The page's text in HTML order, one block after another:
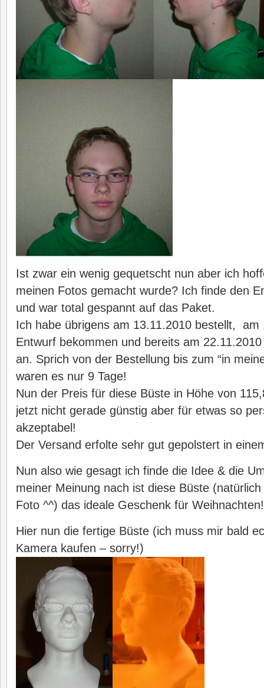
Ist zwar ein wenig gequetscht nun aber ich
meinen Fotos gemacht wurde? Ich finde den
und war total gespannt auf das Paket.
Ich habe übrigens am 13.11.2010 bestellt, am
Entwurf bekommen und bereits am
an. Sprich von der Bestellung bis zum “in
waren es nur 9 Tage!
Nun der Preis für diese Büste in Höhe von
jetzt nicht gerade günstig aber für etwas so
akzeptabel!
Der Versand erfolte sehr gut gepolstert in
Nun also wie gesagt ich finde die Idee & die
meiner Meinung nach ist diese Büste
Foto ^^) das ideale Geschenk für
Hier nun die fertige Büste (ich muss mir bald
Kamera kaufen – sorry!)